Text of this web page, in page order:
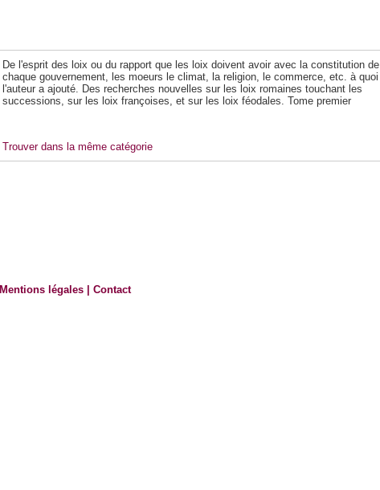
De l'esprit des loix ou du rapport que les loix doivent avoir avec la constitution de
chaque gouvernement, les moeurs le climat, la religion, le commerce, etc. à quoi
l'auteur a ajouté. Des recherches nouvelles sur les loix romaines touchant les
successions, sur les loix françoises, et sur les loix féodales. Tome premier
Trouver dans la même catégorie
Mentions légales |Contact